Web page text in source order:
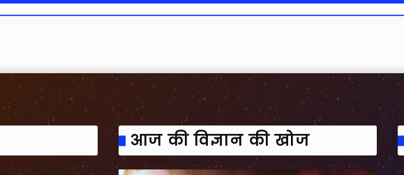
आज की विज्ञान की खोज